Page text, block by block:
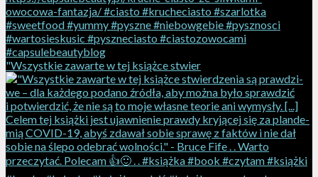
"Wszyst­kie za­war­te w tej książ­ce stwier